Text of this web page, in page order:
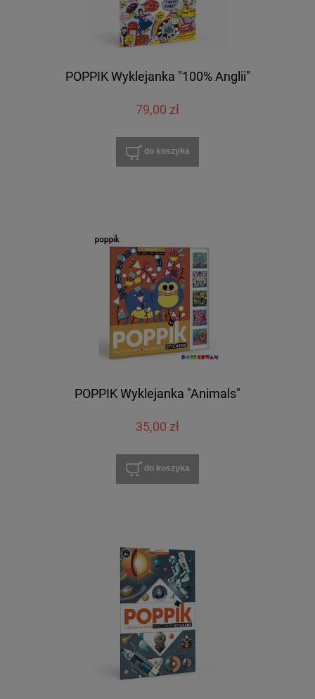
POPPIK Wyklejanka "100% Anglii"
79,00 zł
do koszyka
POPPIK Wyklejanka "Animals"
35,00 zł
do koszyka